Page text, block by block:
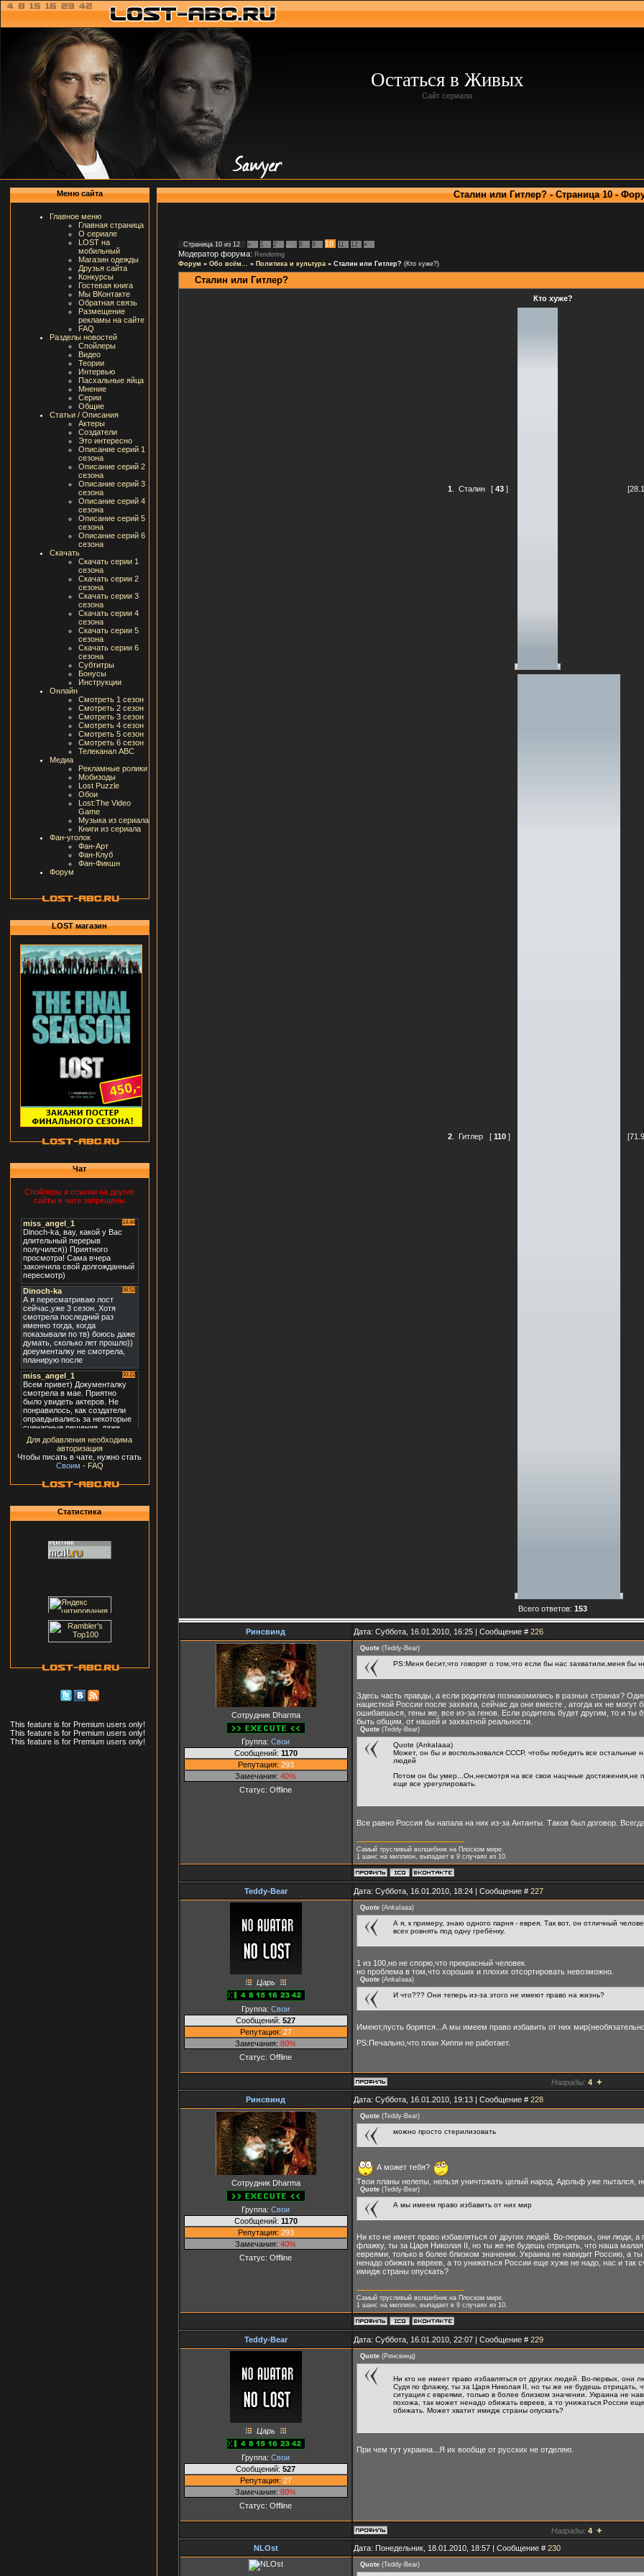
Остаться в Живых
Сайт сериала
Меню сайта
Главное меню
Главная страница
О сериале
LOST на
мобильный
Магазин одежды
Друзья сайта
Конкурсы
Гостевая книга
Мы ВКонтакте
Обратная связь
Размещение
рекламы на сайте
FAQ
Разделы новостей
Спойлеры
Видео
Теории
Интервью
Пасхальные яйца
Мнение
Серии
Общие
Статьи / Описания
Актеры
Создатели
Это интересно
Описание серий 1
сезона
Описание серий 2
сезона
Описание серий 3
сезона
Описание серий 4
сезона
Описание серий 5
сезона
Описание серий 6
сезона
Скачать
Скачать серии 1
сезона
Скачать серии 2
сезона
Скачать серии 3
сезона
Скачать серии 4
сезона
Скачать серии 5
сезона
Скачать серии 6
сезона
Субтитры
Бонусы
Инструкции
Онлайн
Смотреть 1 сезон
Смотреть 2 сезон
Смотреть 3 сезон
Смотреть 4 сезон
Смотреть 5 сезон
Смотреть 6 сезон
Телеканал ABC
Медиа
Рекламные ролики
Мобизоды
Lost Puzzle
Обои
Lost:The Video
Game
Музыка из сериала
Книги из сериала
Фан-уголок
Фан-Арт
Фан-Клуб
Фан-Фикшн
Форум
LOST магазин
Чат
Спойлеры и ссылки на другие
сайты в чате запрещены
Для добавления необходима
авторизация
Чтобы писать в чате, нужно стать
Своим - FAQ
Статистика
This feature is for Premium users only!
This feature is for Premium users only!
This feature is for Premium users only!
Сталин или Гитлер? - Страница 10 -
Страница 10из 12 « 1 2 8 9 10 11 12 »
Модератор форума: Rendering
Форум » Обо всём... » Политика и культура » Сталин или Гитлер? (Кто хуже?)
Сталин или Гитлер?
Кто хуже?
1 Сталин [ 43 ]
2. Гитлер [ 110]
Всего ответов: 153
Ринсвинд Дата: Суббота, 16.01.2010, 16:25 | Сообщение # 226
Сотрудник Dharma
Группа: Свои
Сообщений: 1170
Репутация: 293
Замечания: 40%
Статус: Offline
Quote(Teddy-Bear)
PS:Меня бесит,что говорят о том,что если бы нас захватили,меня
Здесь часть правды, а если родители познакомились в разных странах?
нацисткой России после захвата, сейчас да они вместе , атогда их не
ошибаешься, гены же, все из-за генов. Если родитель будет другим, то и
быть общим, от нашей и захватной реальности.
Quote(Teddy-Bear)
Quote (AnkaIaaa)
Может, он бы и воспользовался СССР, чтобы победить все
людей
Потом он бы умер...Он,несмотря на все свои нацчные
еще все урегулировать.
Все равно Россия бы напала на них из-за Антанты. Таков был договор.
Самый трусливый волшебник на Плоском мире.
1 шанс на миллион, выпадает в 9 случаях из 10.
Teddy-Bear Дата: Суббота, 16.01.2010, 18:24 | Сообщение # 227
Царь
Группа: Свои
Сообщений: 527
Репутация: 27
Замечания: 80%
Статус: Offline
Quote(AnkaIaaa)
А я, к примеру, знаю одного парня - еврея. Так вот, он отличный
всех ровнять под одну гребёнку.
1 из 100,но не спорю,что прекрасный человек.
но проблема в том,что хороших и плохих отсортировать невозможно.
Quote(AnkaIaaa)
И что??? Они теперь из-за этого не имеют право на жизнь?
Имеют,пусть борятся...А мы имеем право избавить от них
PS:Печально,что план Хиппи не работает.
Награды: 4 +
Ринсвинд Дата: Суббота, 16.01.2010, 19:13 | Сообщение # 228
Сотрудник Dharma
Группа: Свои
Сообщений: 1170
Репутация: 293
Замечания: 40%
Статус: Offline
Quote(Teddy-Bear)
можно просто стерилизовать
А может тебя?
Твои планы нелепы, нельзя уничтожать целый народ, Адольф уже пытался,
Quote(Teddy-Bear)
А мы имеем право избавить от них мир
Ни кто не имеет право избавляться от других людей. Во-первых, они люди,
флажку, ты за Царя Николая II, но ты же не будешь отрицать, что наша
евреями, только в более близком значении. Украина не навидит Россию, а
ненадо обижать евреев, а то унижаться России еще хуже не надо, нас и
имидж страны опускать?
Самый трусливый волшебник на Плоском мире.
1 шанс на миллион, выпадает в 9 случаях из 10.
Teddy-Bear Дата: Суббота, 16.01.2010, 22:07 | Сообщение # 229
Царь
Группа: Свои
Сообщений: 527
Репутация: 27
Замечания: 80%
Статус: Offline
Quote(Ринсвинд)
Ни кто не имеет право избавляться от других людей. Во-первых, они
Судя по флажку, ты за Царя Николая II, но ты же не будешь отрицать,
ситуация с евреями, только в более близком значении. Украина не
похожа, так может ненадо обижать евреев, а то унижаться России
обижать. Может хватит имидж страны опускать?
При чем тут украина...Я их вообще от русских не отделяю.
Награды: 4 +
NLOst Дата: Понедельник, 18.01.2010, 18:57 | Сообщение # 230
Quote(Teddy-Bear)